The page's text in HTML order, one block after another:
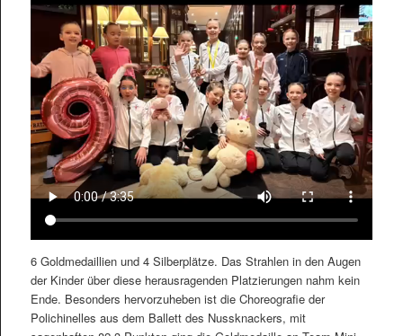
6 Goldmedaillien und 4 Silberplätze. Das Strahlen in den Augen
der Kinder über diese herausragenden Platzierungen nahm kein
Ende. Besonders hervorzuheben ist die Choreografie der
Polichinelles aus dem Ballett des Nussknackers, mit